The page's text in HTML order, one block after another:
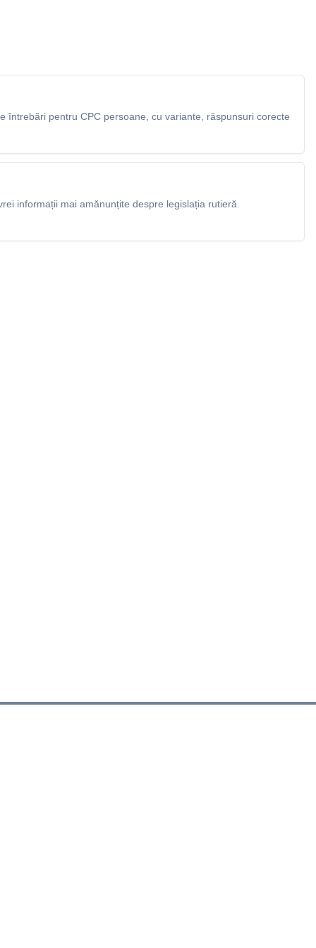
întrebări pentru CPC persoane, cu variante, răspunsuri corecte
informații mai amănunțite despre legislația rutieră.